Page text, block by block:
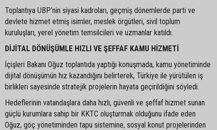
Toplantıya UBP’nin siyasi kadroları, geçmiş dönemlerde parti ve
devlete hizmet etmiş isimler, meslek örgütleri, sivil toplum
kuruluşları, yerel yönetim temsilcileri ve uzmanlar katıldı.
DİJİTAL DÖNÜŞÜMLE HIZLI VE ŞEFFAF KAMU HİZMETİ
İçişleri Bakanı Oğuz toplantıda yaptığı konuşmada, kamu yönetiminde
dijital dönüşümün hız kazandığını belirterek, Türkiye ile yürütülen iş
birlikleri sayesinde stratejik projelerin hayata geçirildiğini söyledi.
Hedeflerinin vatandaşlara daha hızlı, güvenli ve şeffaf hizmet sunan
güçlü kurumlara sahip bir KKTC oluşturmak olduğunu ifade eden
Oğuz, göç yönetiminden tapu sistemine, sosyal konut projelerinden